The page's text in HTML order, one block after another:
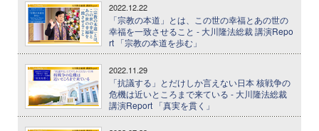
2022.12.22
「宗教の本道」とは、この世の幸福とあの世の
幸福を一致させること - 大川隆法総裁 講演Repo
rt 「宗教の本道を歩む」
2022.11.29
「抗議する」とだけしか言えない日本 核戦争の
危機は近いところまで来ている - 大川隆法総裁
講演Report 「真実を貫く」